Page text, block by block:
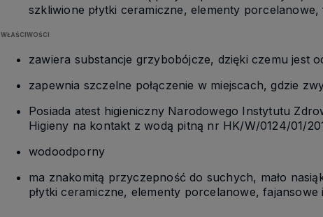
szkliwione płytki ceramiczne, elementy
WŁAŚCIWOŚCI
zawiera substancje grzybobójcze, dzięki czemu jest
zapewnia szczelne połączenie w miejscach, gdzie
Posiada atest higieniczny Narodowego Instytutu
Higieny na kontakt z wodą pitną nr HK/W/0124/01/
wodoodporny
ma znakomitą przyczepność do suchych, mało
płytki ceramiczne, elementy porcelanowe, fajansowe